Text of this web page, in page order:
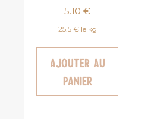
5.10€
25.5 € le kg
Ajouter au
panier